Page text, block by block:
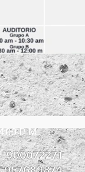
P. M.
900072271